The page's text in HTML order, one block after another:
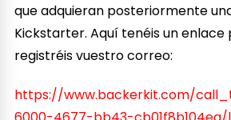
que adquieran posteriormente
Kickstarter. Aquí tenéis un enlace
registréis vuestro correo:
https://www.backerkit.com/